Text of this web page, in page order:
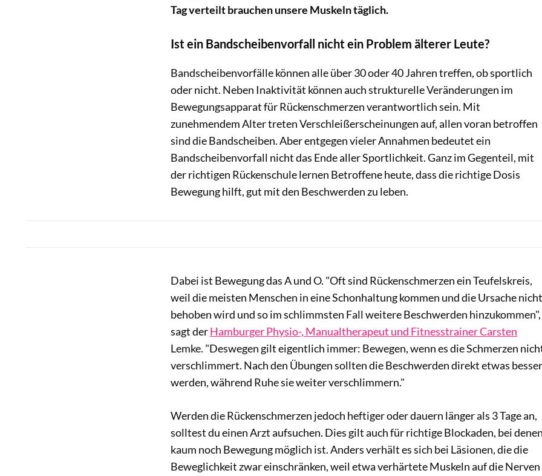
Tag verteilt brauchen unsere Muskeln täglich.
Ist ein Bandscheibenvorfall nicht ein Problem älterer Leute?
Bandscheibenvorfälle können alle über 30 oder 40 Jahren treffen, ob sportlich
oder nicht. Neben Inaktivität können auch strukturelle Veränderungen im
Bewegungsapparat für Rückenschmerzen verantwortlich sein. Mit
zunehmendem Alter treten Verschleißerscheinungen auf, allen voran betroffen
sind die Bandscheiben. Aber entgegen vieler Annahmen bedeutet ein
Bandscheibenvorfall nicht das Ende aller Sportlichkeit. Ganz im Gegenteil, mit
der richtigen Rückenschule lernen Betroffene heute, dass die richtige Dosis
Bewegung hilft, gut mit den Beschwerden zu leben.
Dabei ist Bewegung das A und O. "Oft sind Rückenschmerzen ein Teufelskreis,
weil die meisten Menschen in eine Schonhaltung kommen und die Ursache nicht
behoben wird und so im schlimmsten Fall weitere Beschwerden hinzukommen",
sagt derHamburger Physio-, Manualtherapeut und Fitnesstrainer Carsten
Lemke. "Deswegen gilt eigentlich immer: Bewegen, wenn es die Schmerzen
verschlimmert. Nach den Übungen sollten die Beschwerden direkt etwas besser
werden, während Ruhe sie weiter verschlimmern."
Werden die Rückenschmerzen jedoch heftiger oder dauern länger als 3 Tage an,
solltest du einen Arzt aufsuchen. Dies gilt auch für richtige Blockaden, bei
kaum noch Bewegung möglich ist. Anders verhält es sich bei Läsionen, die die
Beweglichkeit zwar einschränken, weil etwa verhärtete Muskeln auf die Nerven